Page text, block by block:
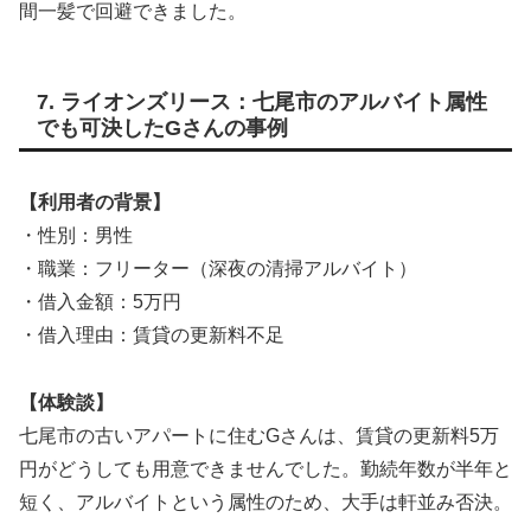
間一髪で回避できました。
7. ライオンズリース：七尾市のアルバイト属性
でも可決したGさんの事例
【利用者の背景】
・性別：男性
・職業：フリーター（深夜の清掃アルバイト）
・借入金額：5万円
・借入理由：賃貸の更新料不足
【体験談】
七尾市の古いアパートに住むGさんは、賃貸の更新料5万
円がどうしても用意できませんでした。勤続年数が半年と
短く、アルバイトという属性のため、大手は軒並み否決。